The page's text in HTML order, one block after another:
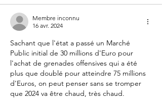
Membre inconnu
16 avr. 2024
Sachant que l'état a passé un Marché
Public initial de 30 millions d'Euro pour
l'achat de grenades offensives qui a été
plus que doublé pour atteindre 75 millions
d'Euros, on peut penser sans se tromper
que 2024 va être chaud, très chaud.